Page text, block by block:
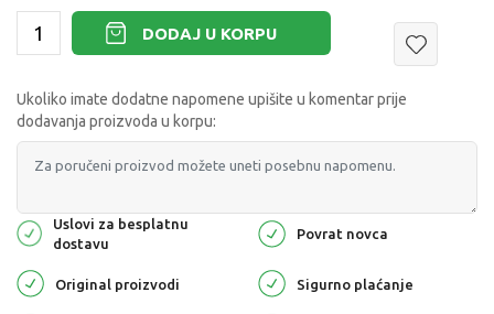
DODAJ U KORPU
Ukoliko imate dodatne napomene upišite u komentar prije
dodavanja proizvoda u korpu:
Uslovi za besplatnu
dostavu
Povrat novca
Original proizvodi Sigurno plaćanje